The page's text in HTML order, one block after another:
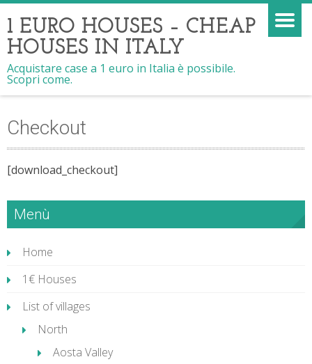
1 EURO HOUSES – CHEAP
HOUSES IN ITALY
Acquistare case a 1 euro in Italia è possibile.
Scopri come.
Checkout
[download_checkout]
Menù
Home
1€ Houses
List of villages
North
Aosta Valley